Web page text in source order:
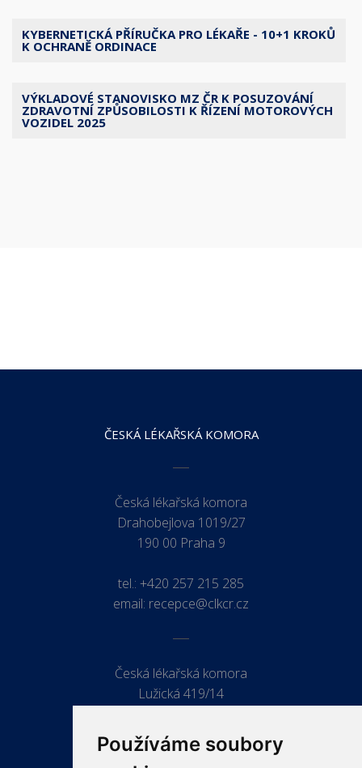
Používáme soubory
KYBERNETICKÁ PŘÍRUČKA PRO LÉKAŘE - 10+1 KROKŮ
K OCHRANĚ ORDINACE
VÝKLADOVÉ STANOVISKO MZ ČR K POSUZOVÁNÍ
ZDRAVOTNÍ ZPŮSOBILOSTI K ŘÍZENÍ MOTOROVÝCH
VOZIDEL 2025
ČESKÁ LÉKAŘSKÁ KOMORA
Česká lékařská komora
Drahobejlova 1019/27
190 00 Praha 9
tel.: +420 257 215 285
email: recepce@clkcr.cz
Česká lékařská komora
Lužická 419/14